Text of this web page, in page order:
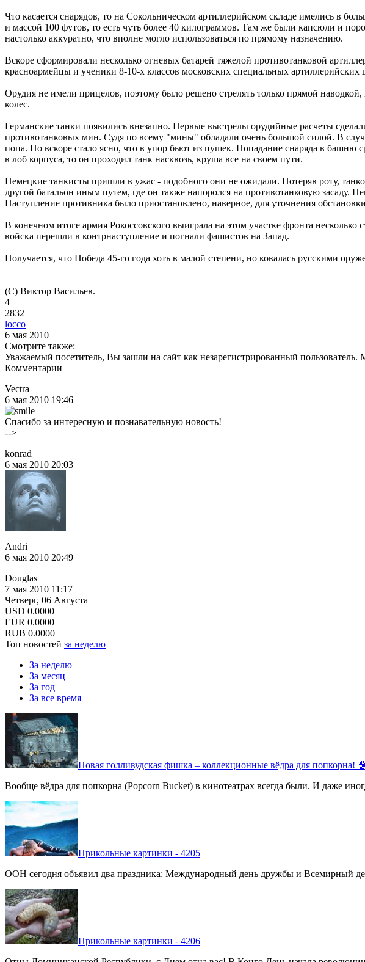
Что касается снарядов, то на Сокольническом артиллерийском складе имелись в
и массой 100 футов, то есть чуть более 40 килограммов. Там же были капсюли и
настолько аккуратно, что вполне могло использоваться по прямому назначению.
Вскоре сформировали несколько огневых батарей тяжелой противотанковой
красноармейцы и ученики 8-10-х классов московских специальных артиллерийских
Орудия не имели прицелов, поэтому было решено стрелять только прямой
колес.
Германские танки появились внезапно. Первые выстрелы орудийные расчеты
противотанковых мин. Судя по всему "мины" обладали очень большой силой. В
попа. Но вскоре стало ясно, что в упор бьют из пушек. Попадание снаряда в
в лоб корпуса, то он проходил танк насквозь, круша все на своем пути.
Немецкие танкисты пришли в ужас - подобного они не ожидали. Потеряв роту,
другой батальон иным путем, где он также напоролся на противотанковую
Наступление противника было приостановлено, наверное, для уточнения
В конечном итоге армия Рокоссовского выиграла на этом участке фронта
войска перешли в контрнаступление и погнали фашистов на Запад.
Получается, что Победа 45-го года хоть в малой степени, но ковалась русскими
(С) Виктор Васильев.
4
2832
locco
6 мая 2010
Смотрите также:
Уважаемый посетитель, Вы зашли на сайт как незарегистрированный
Комментарии
Vectra
6 мая 2010 19:46
Спасибо за интересную и познавательную новость!
-->
konrad
6 мая 2010 20:03
Andri
6 мая 2010 20:49
Douglas
7 мая 2010 11:17
Четверг, 06 Августа
USD 0.0000
EUR 0.0000
RUB 0.0000
Топ новостей за неделю
За неделю
За месяц
За год
За все время
Новая голливудская фишка – коллекционные вёдра для попкорна! 🍿
Вообще вёдра для попкорна (Popcorn Bucket) в кинотеатрах всегда были. И даже
Прикольные картинки - 4205
ООН сегодня объявил два праздника: Международный день дружбы и Всемирный
Прикольные картинки - 4206